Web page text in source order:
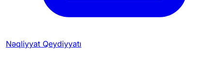
Nəqliyyat Qeydiyyatı